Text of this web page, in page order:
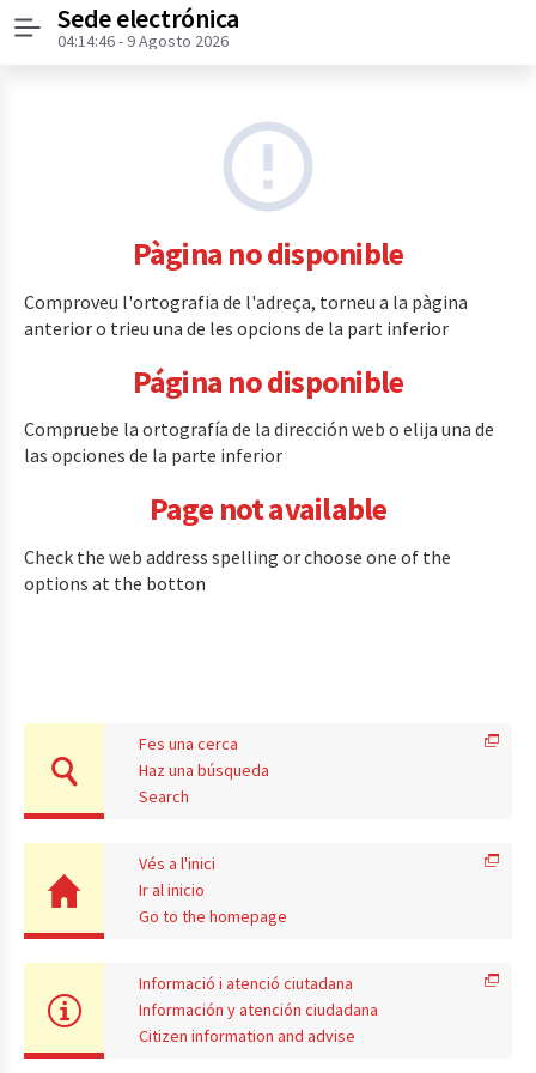
Menú
Sede electrónica
04:14:46- 9 Agosto 2026
Pàgina no disponible
Comproveu l'ortografia de l'adreça, torneu a la pàgina
anterior o trieu una de les opcions de la part inferior
Página no disponible
Compruebe la ortografía de la dirección web o elija una de
las opciones de la parte inferior
Page not available
Check the web address spelling or choose one of the
options at the botton
Fes una cerca
Haz una búsqueda
Search
Vés a l'inici
Ir al inicio
Go to the homepage
Informació i atenció ciutadana
Información y atención ciudadana
Citizen information and advise